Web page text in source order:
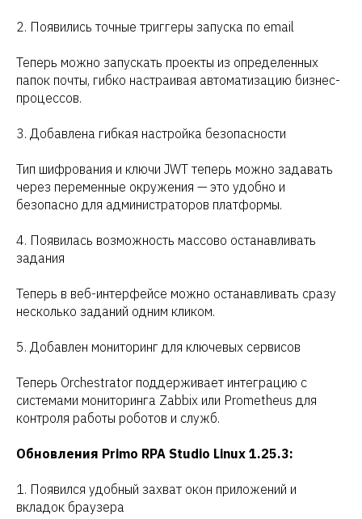
2. Появились точные триггеры запуска по email
Теперь можно запускать проекты из определенных
папок почты, гибко настраивая автоматизацию бизнес-
процессов.
3. Добавлена гибкая настройка безопасности
Тип шифрования и ключи JWT теперь можно задавать
через переменные окружения — это удобно и
безопасно для администраторов платформы.
4. Появилась возможность массово останавливать
задания
Теперь в веб-интерфейсе можно останавливать сразу
несколько заданий одним кликом.
5. Добавлен мониторинг для ключевых сервисов
Теперь Orchestrator поддерживает интеграцию с
системами мониторинга Zabbix или Prometheus для
контроля работы роботов и служб.
Обновления Primo RPA Studio Linux 1.25.3:
1. Появился удобный захват окон приложений и
вкладок браузера